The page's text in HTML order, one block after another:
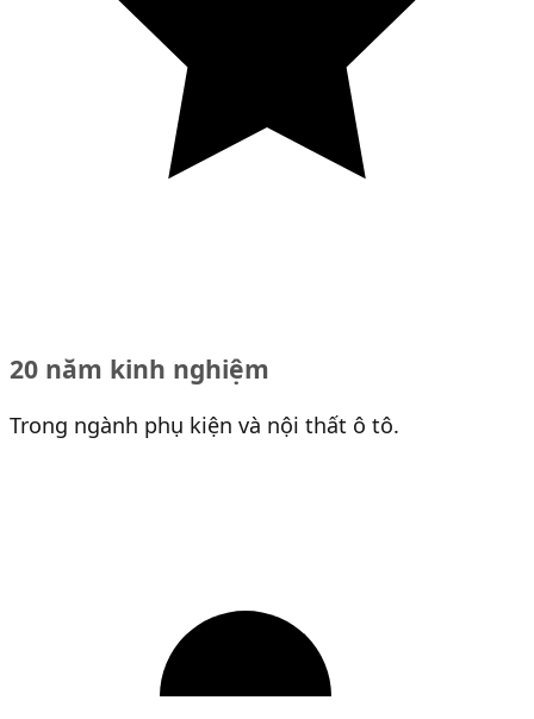
20 năm kinh nghiệm
Trong ngành phụ kiện và nội thất ô tô.